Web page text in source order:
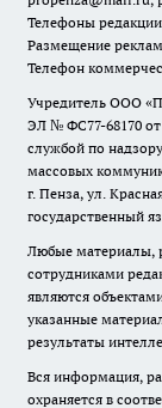
Телефоны
Размещение
Телефон
Учредитель ООО
ЭЛ № ФС77-68170 от
службой по
массовых
г. Пенза, ул.
государственный
Любые материалы,
сотрудниками
являются
указанные
результаты
Вся информация,
охраняется в